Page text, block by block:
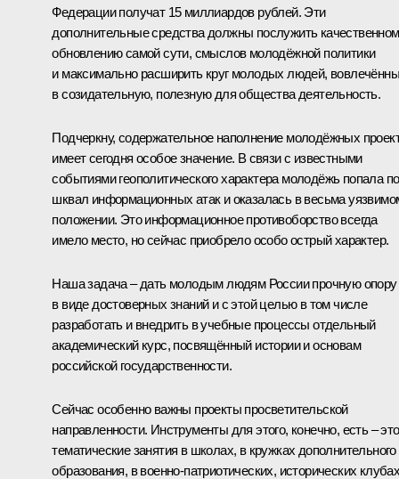
Федерации получат 15 миллиардов рублей. Эти
дополнительные средства должны послужить
обновлению самой сути, смыслов молодёжной политики
и максимально расширить круг молодых людей,
в созидательную, полезную для общества деятельность.
Подчеркну, содержательное наполнение молодёжных
имеет сегодня особое значение. В связи с известными
событиями геополитического характера молодёжь попала
шквал информационных атак и оказалась в весьма
положении. Это информационное противоборство всегда
имело место, но сейчас приобрело особо острый характер.
Наша задача – дать молодым людям России прочную опору
в виде достоверных знаний и с этой целью в том числе
разработать и внедрить в учебные процессы отдельный
академический курс, посвящённый истории и основам
российской государственности.
Сейчас особенно важны проекты просветительской
направленности. Инструменты для этого, конечно, есть – это
тематические занятия в школах, в кружках дополнительного
образования, в военно-патриотических, исторических